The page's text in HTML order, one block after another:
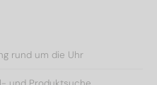
rund um die Uhr